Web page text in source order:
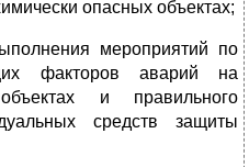
опасных объектах;
мероприятий по
факторов аварий на
и правильного
средств защиты